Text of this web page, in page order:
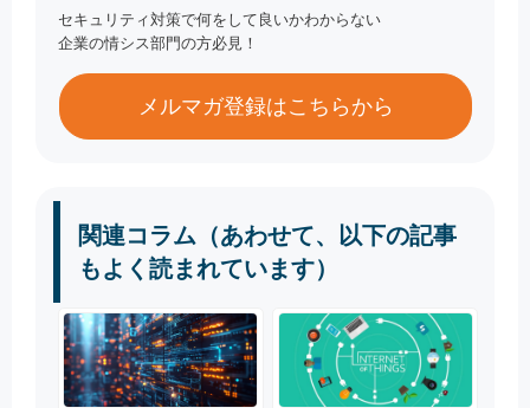
セキュリティ対策で何をして良いかわからない
企業の情シス部門の方必見！
メルマガ登録はこちらから
関連コラム（あわせて、以下の記事
もよく読まれています）